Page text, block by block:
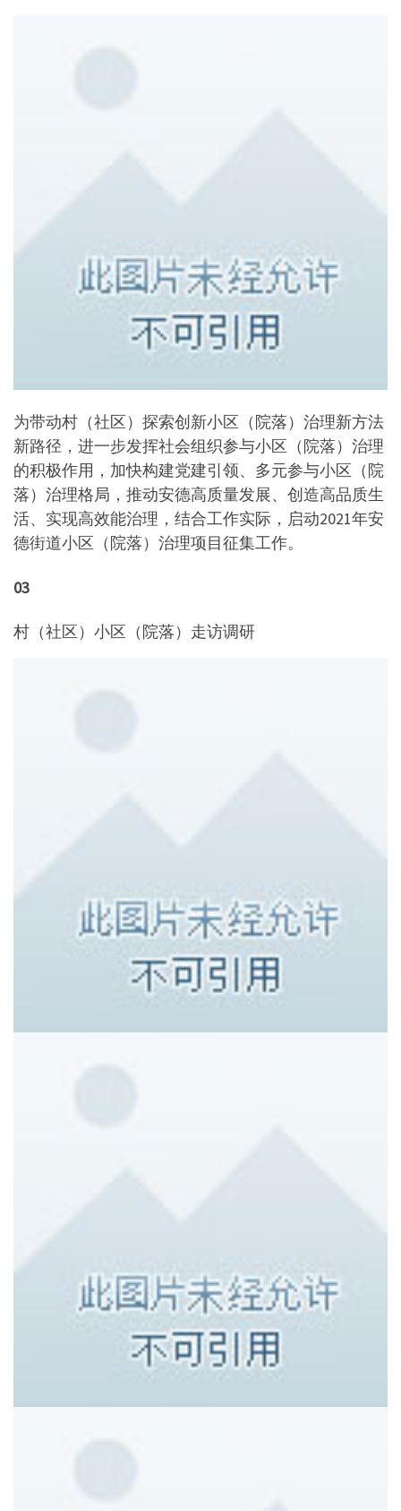
为带动村（社区）探索创新小区（院落）治理新方法
新路径，进一步发挥社会组织参与小区（院落）治理
的积极作用，加快构建党建引领、多元参与小区（院
落）治理格局，推动安德高质量发展、创造高品质生
活、实现高效能治理，结合工作实际，启动2021年安
德街道小区（院落）治理项目征集工作。
03
村（社区）小区（院落）走访调研